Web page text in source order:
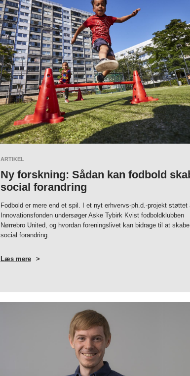
JEG
KUNNE
FORESTILLE
MIG”
ARTIKEL
Ny forskning: Sådan kan fodbold
social forandring
Fodbold er mere end et spil. I et nyt erhvervs-ph.d.-projekt støttet
Innovationsfonden undersøger Aske Tybirk Kvist fodboldklubben
Nørrebro United, og hvordan foreningslivet kan bidrage til at skabe
social forandring.
Læs mereOM
NY
SKABE